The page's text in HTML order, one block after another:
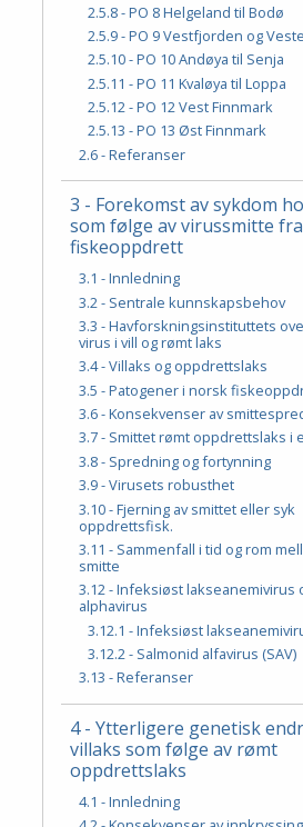
2.5.8 - PO 8 Helgeland til Bodø
2.5.9 - PO 9 Vestfjorden og
2.5.10 - PO 10 Andøya til Senja
2.5.11 - PO 11 Kvaløya til Loppa
2.5.12 - PO 12 Vest Finnmark
2.5.13 - PO 13 Øst Finnmark
2.6 - Referanser
3 - Forekomst av sykdom
som følge av virussmitte fra
fiskeoppdrett
3.1 - Innledning
3.2 - Sentrale kunnskapsbehov
3.3 - Havforskningsinstituttets
virus i vill og rømt laks
3.4 - Villaks og oppdrettslaks
3.5 - Patogener i norsk
3.6 - Konsekvenser av
3.7 - Smittet rømt oppdrettslaks i
3.8 - Spredning og fortynning
3.9 - Virusets robusthet
3.10 - Fjerning av smittet eller syk
oppdrettsfisk.
3.11 - Sammenfall i tid og rom
smitte
3.12 - Infeksiøst lakseanemivirus
alphavirus
3.12.1 - Infeksiøst
3.12.2 - Salmonid alfavirus (SAV)
3.13 - Referanser
4 - Ytterligere genetisk
villaks som følge av rømt
oppdrettslaks
4.1 - Innledning